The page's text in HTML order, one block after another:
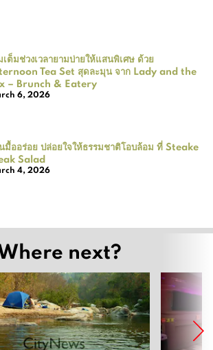
เต็มช่วงเวลายามบ่ายให้แสนพิเศษ ด้วย
Tea Set สุดละมุน จาก Lady and the
– Brunch & Eatery
6, 2026
มื้ออร่อย ปล่อยใจให้ธรรมชาติโอบล้อม ที่ Steake
Salad
4, 2026
next?